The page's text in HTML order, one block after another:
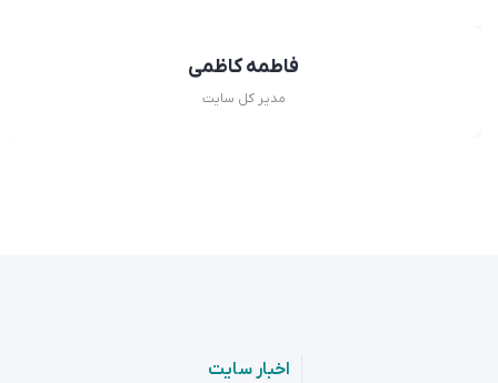
فاطمه کاظمی
مدیر کل سایت
اخبار سایت